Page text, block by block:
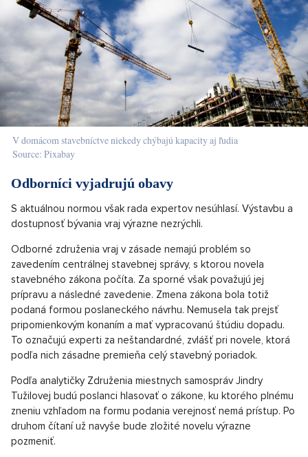
V domácom stavebníctve niekedy chýbajú kapacity aj ľudia
Source: Pixabay
Odborníci vyjadrujú obavy
S aktuálnou normou však rada expertov nesúhlasí. Výstavbu a
dostupnosť bývania vraj výrazne nezrýchli.
Odborné združenia vraj v zásade nemajú problém so
zavedením centrálnej stavebnej správy, s ktorou novela
stavebného zákona počíta. Za sporné však považujú jej
prípravu a následné zavedenie. Zmena zákona bola totiž
podaná formou poslaneckého návrhu. Nemusela tak prejsť
pripomienkovým konaním a mať vypracovanú štúdiu dopadu.
To označujú experti za neštandardné, zvlášť pri novele, ktorá
podľa nich zásadne premieňa celý stavebný poriadok.
Podľa analytičky Združenia miestnych samospráv Jindry
Tužilovej budú poslanci hlasovať o zákone, ku ktorého plnému
zneniu vzhľadom na formu podania verejnosť nemá prístup. Po
druhom čítaní už navyše bude zložité novelu výrazne
pozmeniť.